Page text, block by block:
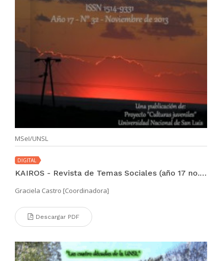
MSeI/UNSL
DIGITAL
KAIROS - Revista de Temas Sociales (año 17 no. 32 nov 2013)
Graciela Castro [Coordinadora]
Descargar PDF